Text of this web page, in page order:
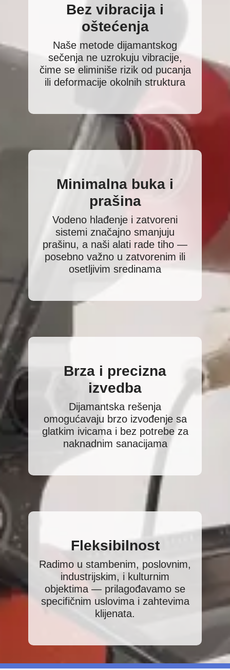
Bez vibracija i
oštećenja
Naše metode dijamantskog
sečenja ne uzrokuju vibracije,
čime se eliminiše rizik od pucanja
ili deformacije okolnih struktura
Minimalna buka i
prašina
Vodeno hlađenje i zatvoreni
sistemi značajno smanjuju
prašinu, a naši alati rade tiho —
posebno važno u zatvorenim ili
osetljivim sredinama
Brza i precizna
izvedba
Dijamantska rešenja
omogućavaju brzo izvođenje sa
glatkim ivicama i bez potrebe za
naknadnim sanacijama
Fleksibilnost
Radimo u stambenim, poslovnim,
industrijskim, i kulturnim
objektima — prilagođavamo se
specifičnim uslovima i zahtevima
klijenata.